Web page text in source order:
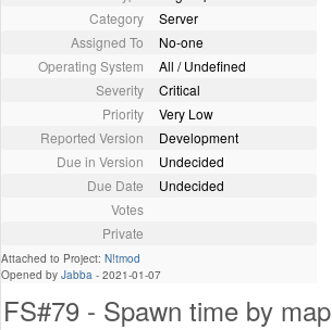
Category
Server
Assigned To
No-one
Operating System
All / Undefined
Severity
Critical
Priority
Very Low
Reported Version
Development
Due in Version
Undecided
Due Date
Undecided
Votes
Private
Attached to Project: N!tmod
Opened by Jabba - 2021-01-07
FS#79 - Spawn time by map